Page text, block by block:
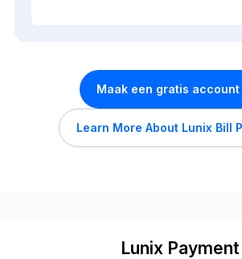
Maak een gratis account
Learn More About Lunix Bill
Lunix Payment